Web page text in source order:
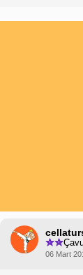
06 Mart